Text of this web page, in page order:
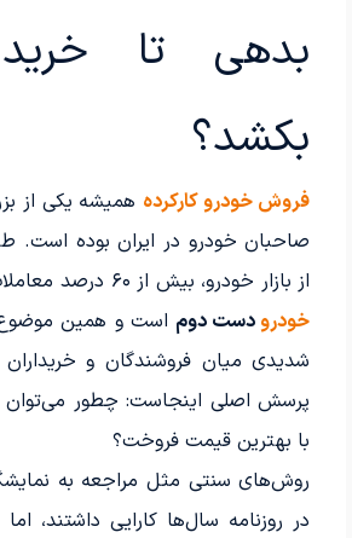
بدهی تا
بکشد؟
فروش خودرو کارکرده همیشه یکی از
صاحبان خودرو در ایران بوده است.
از بازار خودرو، بیش از ۶۰ درصد معاملات مربوط به
خودرودست دوم است و همین
شدیدی میان فروشندگان و خریداران
پرسش اصلی اینجاست: چطور می‌توان
با بهترین قیمت فروخت؟
روش‌های سنتی مثل مراجعه به
در روزنامه سال‌ها کارایی داشتند،